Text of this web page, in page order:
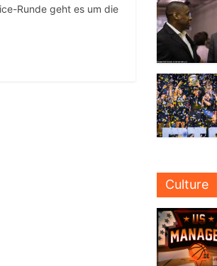
Runde geht es um die
Culture